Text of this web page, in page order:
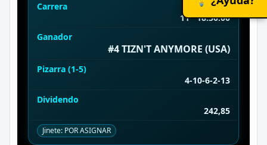
Carrera
11 · 18:30:00
Ganador
#4 TIZN'T ANYMORE (USA)
Pizarra (1-5)
4-10-6-2-13
Dividendo
242,85
Jinete: POR ASIGNAR